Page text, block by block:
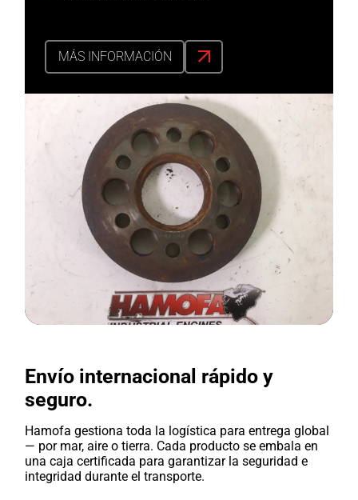
MÁS INFORMACIÓN
Envío internacional rápido y
seguro.
Hamofa gestiona toda la logística para entrega global
— por mar, aire o tierra. Cada producto se embala en
una caja certificada para garantizar la seguridad e
integridad durante el transporte.